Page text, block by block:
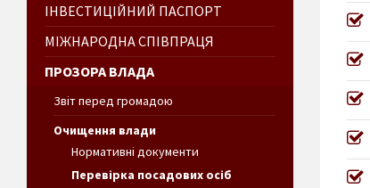
ІНВЕСТИЦІЙНИЙ ПАСПОРТ
МІЖНАРОДНА СПІВПРАЦЯ
ПРОЗОРА ВЛАДА
Звіт перед громадою
Очищення влади
Нормативні документи
Перевірка посадових осіб